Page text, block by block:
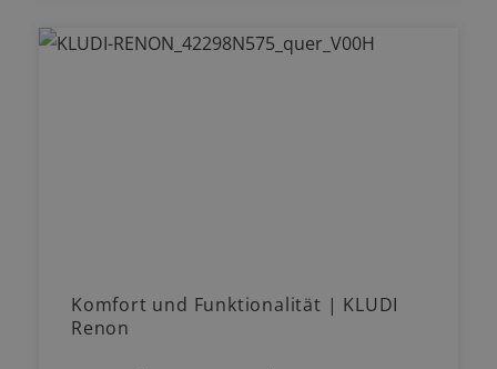
Komfort und Funktionalität | KLUDI
Renon